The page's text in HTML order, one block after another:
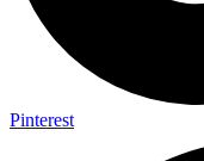
Pinterest